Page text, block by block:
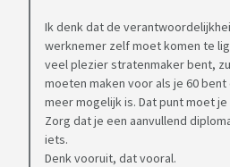
Ik denk dat de
werknemer zelf moet komen te
veel plezier stratenmaker bent,
moeten maken voor als je 60
meer mogelijk is. Dat punt moet
Zorg dat je een aanvullend
iets.
Denk vooruit, dat vooral.